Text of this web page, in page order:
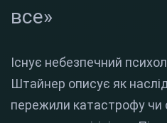
все»
Існує небезпечний
Штайнер описує як
пережили катастрофу чи